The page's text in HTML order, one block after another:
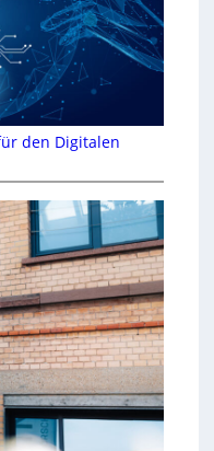
den Digitalen